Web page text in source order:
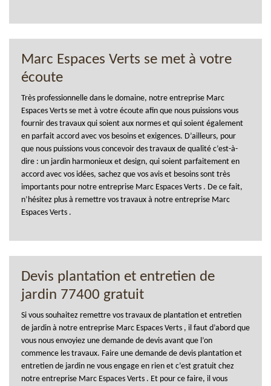
Marc Espaces Verts se met à votre
écoute
Très professionnelle dans le domaine, notre entreprise Marc
Espaces Verts se met à votre écoute afin que nous puissions vous
fournir des travaux qui soient aux normes et qui soient également
en parfait accord avec vos besoins et exigences. D’ailleurs, pour
que nous puissions vous concevoir des travaux de qualité c’est-à-
dire : un jardin harmonieux et design, qui soient parfaitement en
accord avec vos idées, sachez que vos avis et besoins sont très
importants pour notre entreprise Marc Espaces Verts . De ce fait,
n’hésitez plus à remettre vos travaux à notre entreprise Marc
Espaces Verts .
Devis plantation et entretien de
jardin 77400 gratuit
Si vous souhaitez remettre vos travaux de plantation et entretien
de jardin à notre entreprise Marc Espaces Verts , il faut d’abord que
vous nous envoyiez une demande de devis avant que l’on
commence les travaux. Faire une demande de devis plantation et
entretien de jardin ne vous engage en rien et c’est gratuit chez
notre entreprise Marc Espaces Verts . Et pour ce faire, il vous